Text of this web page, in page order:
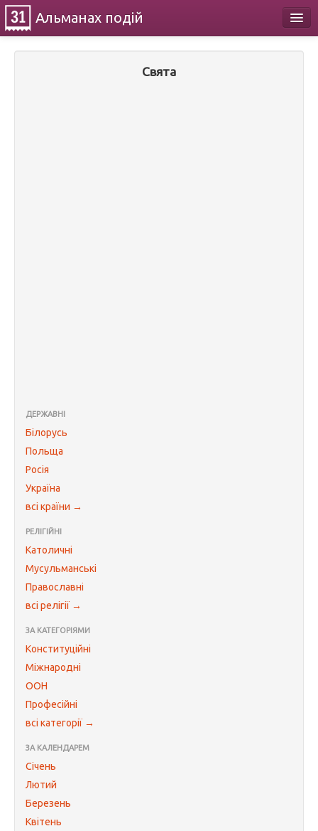
Альманах подій
Свята
ДЕРЖАВНІ
Білорусь
Польща
Росія
Україна
всі країни →
РЕЛІГІЙНІ
Католичні
Мусульманські
Православні
всі релігії →
ЗА КАТЕГОРІЯМИ
Конституційні
Міжнародні
ООН
Професійні
всі категорії →
ЗА КАЛЕНДАРЕМ
Січень
Лютий
Березень
Квітень